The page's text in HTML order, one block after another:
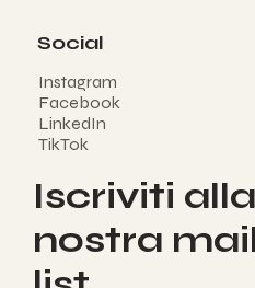
Social
Instagram
Facebook
LinkedIn
TikTok
Iscriviti alla
nostra